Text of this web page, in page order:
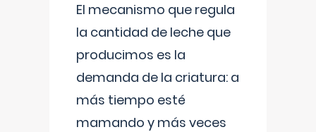
El mecanismo que regula
la cantidad de leche que
producimos es la
demanda de la criatura: a
más tiempo esté
mamando y más veces